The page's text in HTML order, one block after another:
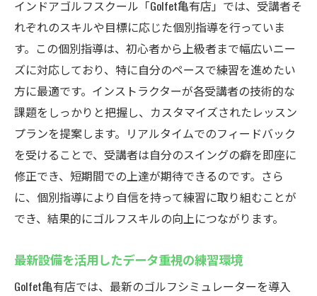
精度の高いスイング解析とフィードバック
多様なコースシミュレーションで実戦感覚
を養う
データを活用した自己分析によるスキル向
上
現実のラウンドに近い環境でのトレーニン
最新技術を取り入れた学びの最前線
個別指導で安心亀有のインドアゴルフスクール
の魅力
スン
コーチとの密なコミュニケーションで技術
インドアゴルフスクール「Golfet亀有店」では、受講者そ
れぞれのスキルや目標に応じた個別指導を行っていま
す。この個別指導は、初心者から上級者まで幅広いニー
ズに対応しており、特に自分のペースで練習を進めたい
方に最適です。インストラクターが各受講者の技術的な
課題をしっかりと把握し、カスタマイズされたレッスン
プランを提案します。リアルタイムでのフィードバック
を受けることで、受講者は自分のスイングの癖を即座に
修正でき、短期間での上達が期待できるのです。さら
に、個別指導により自信を持って練習に取り組むことが
でき、結果的にゴルフスキルの向上につながります。
最新設備を活用したデータ重視の練習環境
Golfet亀有店では、最新のゴルフシミュレーターを導入